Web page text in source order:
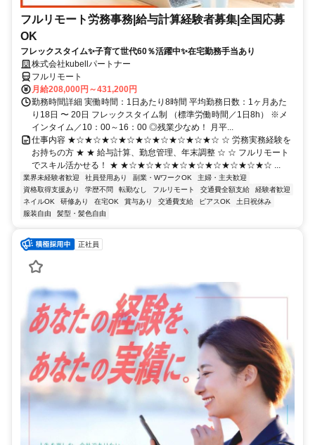
フルリモート労務事務|給与計算経験者募集|全国応募
OK
フレックスタイム✨子育て世代60％活躍中✨在宅勤務手当あり
株式会社kubellパートナー
フルリモート
月給208,000円～431,200円
勤務時間詳細 実働時間：1日あたり8時間 平均勤務日数：1ヶ月あた
り18日 〜 20日 フレックスタイム制 （標準労働時間／1日8h） ※メ
インタイム／10：00～16：00 ◎残業少なめ！ 月平...
仕事内容 ★☆★☆★☆★☆★☆★☆★☆★☆★☆ ☆ 労務実務経験を
お持ちの方 ★ ★ 給与計算、勤怠管理、年末調整 ☆ ☆ フルリモート
でスキル活かせる！ ★ ★☆★☆★☆★☆★☆★☆★☆★☆★☆ ...
業界未経験者歓迎 社員登用あり 副業・WワークOK
主婦・主夫歓迎
資格取得支援あり
学歴不問 転勤なし フルリモート 交通費全額支給
経験者歓迎
ネイルOK
研修あり 在宅OK 賞与あり 交通費支給 ピアスOK
土日祝休み
服装自由
髪型・髪色自由
正社員